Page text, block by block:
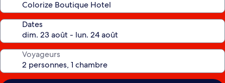
Dates
Voyageurs